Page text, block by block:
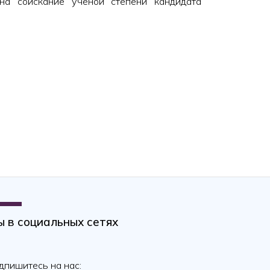
в социальных сетях
на нас: